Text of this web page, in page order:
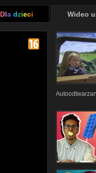
Dla dzieci Wideo